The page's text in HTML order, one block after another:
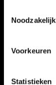
Noodzakelijk
Voorkeuren
Statistieken
ACTIVITEITEN